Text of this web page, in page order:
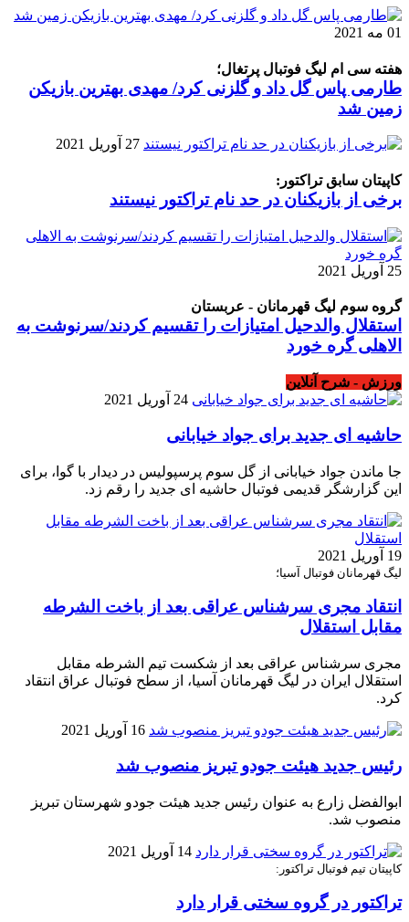
01 مه 2021
هفته سی ام لیگ فوتبال پرتغال؛
طارمی پاس گل داد و گلزنی کرد/ مهدی بهترین بازیکن
زمین شد
27 آوریل 2021
کاپیتان سابق تراکتور:
برخی از بازیکنان در حد نام تراکتور نیستند
25 آوریل 2021
گروه سوم لیگ قهرمانان - عربستان
استقلال والدحیل امتیازات را تقسیم کردند/سرنوشت به
الاهلی گره خورد
ورزش - شرح آنلاین
24 آوریل 2021
حاشیه ای جدید برای جواد خیابانی
جا ماندن جواد خیابانی از گل سوم پرسپولیس در دیدار با گوا، برای
این گزارشگر قدیمی فوتبال حاشیه ای جدید را رقم زد.
19 آوریل 2021
لیگ قهرمانان فوتبال آسیا؛
انتقاد مجری سرشناس عراقی بعد از باخت الشرطه
مقابل استقلال
مجری سرشناس عراقی بعد از شکست تیم الشرطه مقابل
استقلال ایران در لیگ قهرمانان آسیا، از سطح فوتبال عراق انتقاد
کرد.
16 آوریل 2021
رئیس جدید هیئت جودو تبریز منصوب شد
ابوالفضل زارع به عنوان رئیس جدید هیئت جودو شهرستان تبریز
منصوب شد.
14 آوریل 2021
کاپیتان تیم فوتبال تراکتور:
تراکتور در گروه سختی قرار دارد